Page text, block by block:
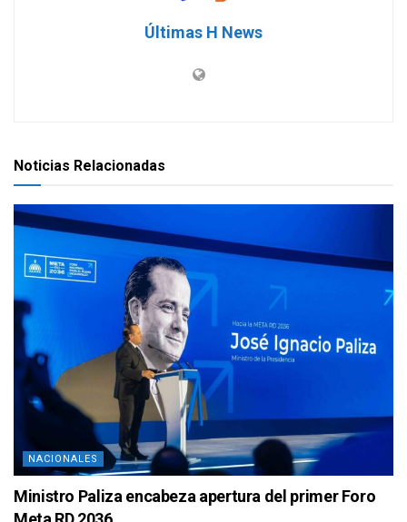
Últimas H News
Noticias Relacionadas
NACIONALES
Ministro Paliza encabeza apertura del primer Foro